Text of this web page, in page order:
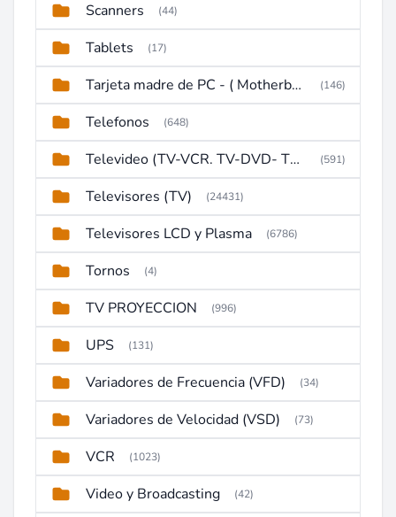
Scanners (44)
Tablets (17)
Tarjeta madre de PC - ( Motherboard ) (146)
Telefonos (648)
Televideo (TV-VCR. TV-DVD- TV-DVD-VCR) (591)
Televisores (TV) (24431)
Televisores LCD y Plasma (6786)
Tornos (4)
TV PROYECCION (996)
UPS (131)
Variadores de Frecuencia (VFD) (34)
Variadores de Velocidad (VSD) (73)
VCR (1023)
Video y Broadcasting (42)